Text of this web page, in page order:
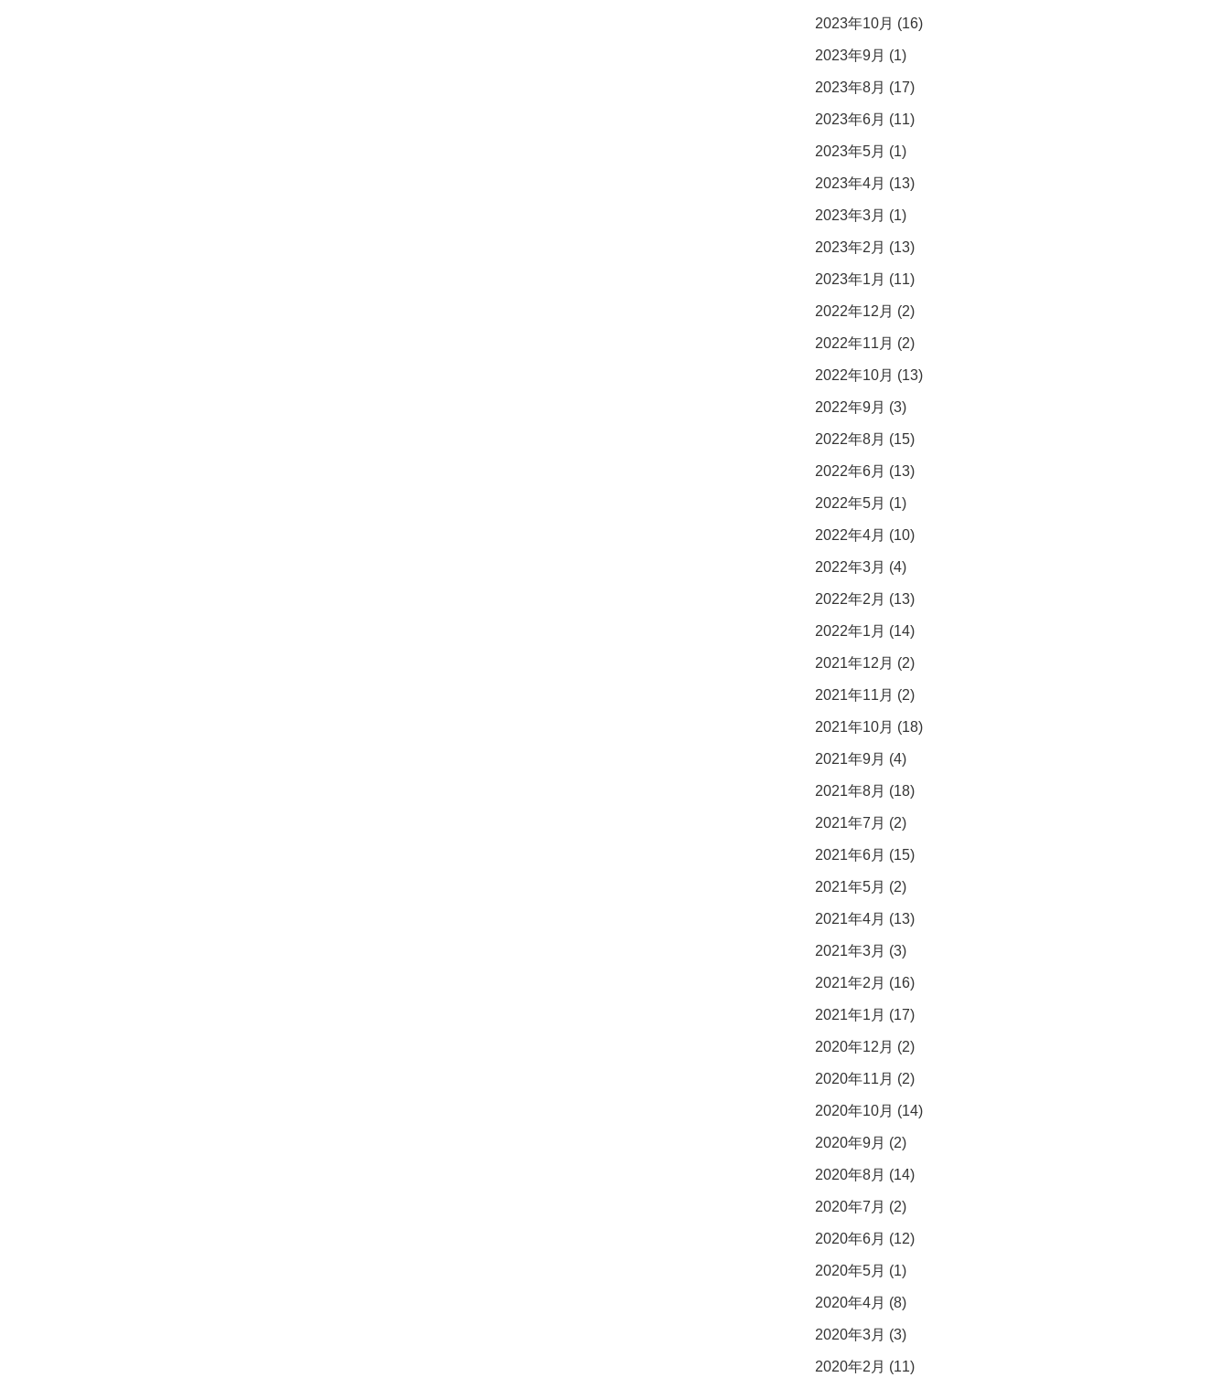
2023年10月 (16)
2023年9月 (1)
2023年8月 (17)
2023年6月 (11)
2023年5月 (1)
2023年4月 (13)
2023年3月 (1)
2023年2月 (13)
2023年1月 (11)
2022年12月 (2)
2022年11月 (2)
2022年10月 (13)
2022年9月 (3)
2022年8月 (15)
2022年6月 (13)
2022年5月 (1)
2022年4月 (10)
2022年3月 (4)
2022年2月 (13)
2022年1月 (14)
2021年12月 (2)
2021年11月 (2)
2021年10月 (18)
2021年9月 (4)
2021年8月 (18)
2021年7月 (2)
2021年6月 (15)
2021年5月 (2)
2021年4月 (13)
2021年3月 (3)
2021年2月 (16)
2021年1月 (17)
2020年12月 (2)
2020年11月 (2)
2020年10月 (14)
2020年9月 (2)
2020年8月 (14)
2020年7月 (2)
2020年6月 (12)
2020年5月 (1)
2020年4月 (8)
2020年3月 (3)
2020年2月 (11)